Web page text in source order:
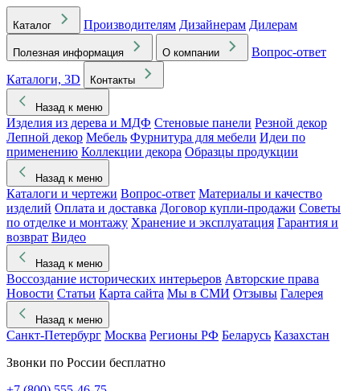
Каталог Производителям Дизайнерам Дилерам
Полезная информация О компании
Вопрос-ответ
Каталоги, 3D
Контакты
Назад к меню
Изделия из дерева и МДФ Стеновые панели Резной декор
Лепной декор Мебель Фурнитура для мебели Идеи по
применению Коллекции декора Образцы продукции
Назад к меню
Каталоги и чертежи Вопрос-ответ Материалы и качество
изделий Оплата и доставка Договор купли-продажи Советы
по отделке и монтажу Хранение и эксплуатация Гарантия и
возврат Видео
Назад к меню
Воссоздание исторических интерьеров Авторские права
Новости Статьи Карта сайта Мы в СМИ Отзывы Галерея
Назад к меню
Санкт-Петербург Москва Регионы РФ Беларусь Казахстан
Звонки по России бесплатно